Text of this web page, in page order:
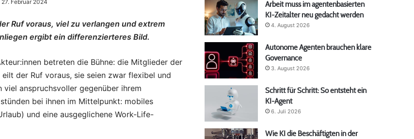
27. Februar 2024
Ruf voraus, viel zu verlangen und extrem
ergibt ein differenzierteres Bild.
betreten die Bühne: die Mitglieder der
der Ruf voraus, sie seien zwar flexibel und
anspruchsvoller gegenüber ihrem
bei ihnen im Mittelpunkt: mobiles
und eine ausgeglichene Work-Life-
Arbeit muss im agentenbasierten
KI-Zeitalter neu gedacht werden
4. August 2026
Autonome Agenten brauchen klare
Governance
3. August 2026
Schritt für Schritt: So entsteht ein
KI-Agent
6. Juli 2026
Wie KI die Beschäftigten in der